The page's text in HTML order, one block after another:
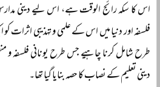
اس کا سکہ رائج الوقت ہے، اس لیے دینی
فلسفہ اور دنیا میں اس کے علمی و تہذیبی
طرح شامل کرنا چاہیے جس طرح یونانی
دینی تعلیم کے نصاب کا حصہ بنایا گیا تھا۔